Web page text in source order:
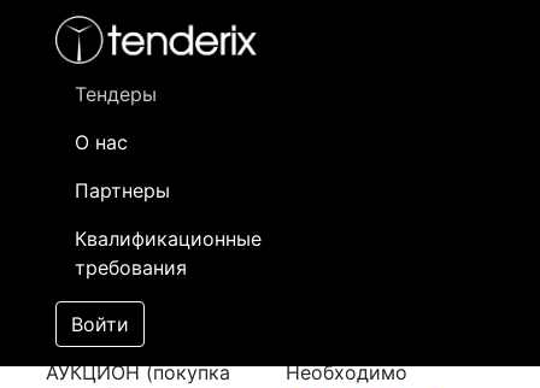
Тендеры
О нас
Партнеры
Квалификационные
требования
Войти
- активный лот
- сохраненный лот (не опубликован)
Закупка: Лист
оцинкованный
[Завершен]
Победитель выбран
Лот №:4275
АУКЦИОН (покупка
Необходимо